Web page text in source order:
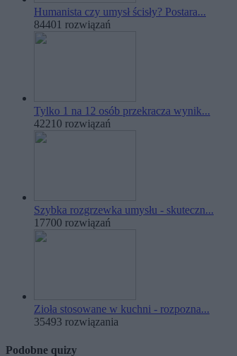
Humanista czy umysł ścisły? Postara...
84401 rozwiązań
Tylko 1 na 12 osób przekracza wynik...
42210 rozwiązań
Szybka rozgrzewka umysłu - skuteczn...
17700 rozwiązań
Zioła stosowane w kuchni - rozpozna...
35493 rozwiązania
Podobne quizy